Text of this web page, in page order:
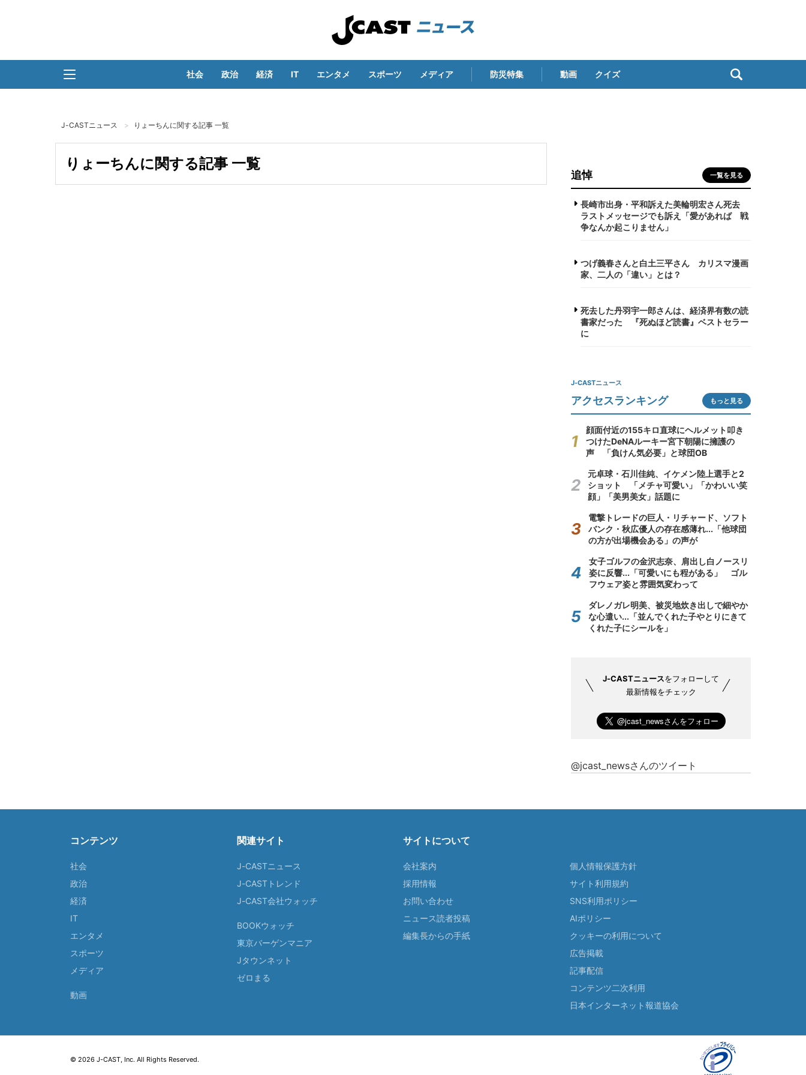
社会 政治 経済 IT エンタメ スポーツ メディア 防災特集 動画 クイズ
J-CASTニュース りょーちんに関する記事 一覧
りょーちんに関する記事 一覧
追悼 一覧を見る
長崎市出身・平和訴えた美輪明宏さん死去
ラストメッセージでも訴え「愛があれば 戦
争なんか起こりません」
つげ義春さんと白土三平さん カリスマ漫画
家、二人の「違い」とは？
死去した丹羽宇一郎さんは、経済界有数の読
書家だった 『死ぬほど読書』ベストセラー
に
J-CASTニュース
アクセスランキング もっと見る
顔面付近の155キロ直球にヘルメット叩き
つけたDeNAルーキー宮下朝陽に擁護の
声 「負けん気必要」と球団OB
元卓球・石川佳純、イケメン陸上選手と2
ショット 「メチャ可愛い」「かわいい笑
顔」「美男美女」話題に
電撃トレードの巨人・リチャード、ソフト
バンク・秋広優人の存在感薄れ...「他球団
の方が出場機会ある」の声が
女子ゴルフの金沢志奈、肩出し白ノースリ
姿に反響...「可愛いにも程がある」 ゴル
フウェア姿と雰囲気変わって
ダレノガレ明美、被災地炊き出しで細やか
な心遣い...「並んでくれた子やとりにきて
くれた子にシールを」
J-CASTニュースをフォローして
最新情報をチェック
@jcast_newsさんのツイート
コンテンツ
社会
政治
経済
IT
エンタメ
スポーツ
メディア
動画
関連サイト
J-CASTニュース
J-CASTトレンド
J-CAST会社ウォッチ
BOOKウォッチ
東京バーゲンマニア
Jタウンネット
ゼロまる
サイトについて
会社案内
採用情報
お問い合わせ
ニュース読者投稿
編集長からの手紙
個人情報保護方針
サイト利用規約
SNS利用ポリシー
AIポリシー
クッキーの利用について
広告掲載
記事配信
コンテンツ二次利用
日本インターネット報道協会
© 2026 J-CAST, Inc. All Rights Reserved.